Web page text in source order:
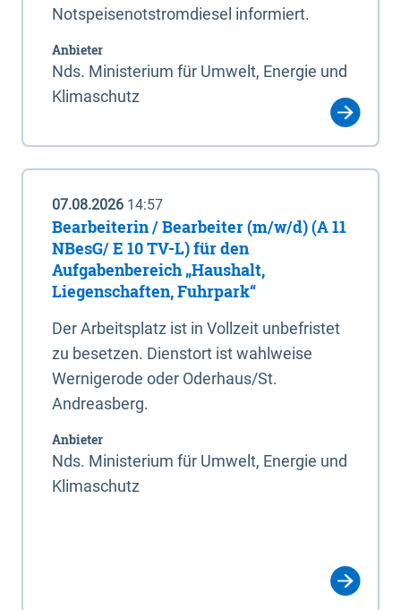
Notspeisenotstromdiesel informiert.
Anbieter
Nds. Ministerium für Umwelt, Energie und
Klimaschutz
07.08.2026 14:57
Bearbeiterin / Bearbeiter (m/w/d) (A 11
NBesG/ E 10 TV-L) für den
Aufgabenbereich „Haushalt,
Liegenschaften, Fuhrpark“
Der Arbeitsplatz ist in Vollzeit unbefristet
zu besetzen. Dienstort ist wahlweise
Wernigerode oder Oderhaus/St.
Andreasberg.
Anbieter
Nds. Ministerium für Umwelt, Energie und
Klimaschutz